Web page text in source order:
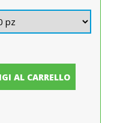
AL CARRELLO